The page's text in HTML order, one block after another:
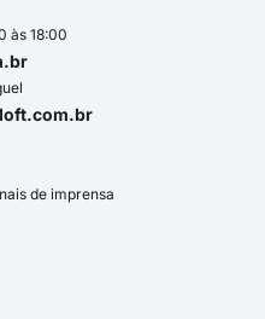
às 18:00
de imprensa